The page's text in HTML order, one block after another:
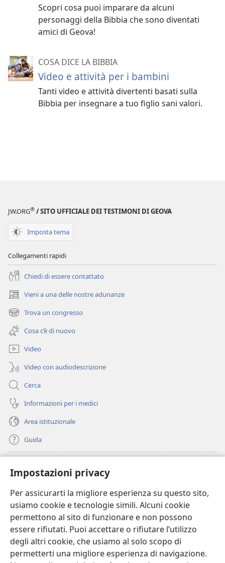
Impostazioni privacy
Per assicurarti la migliore esperienza su questo sito,
usiamo cookie e tecnologie simili. Alcuni cookie
permettono al sito di funzionare e non possono
essere rifiutati. Puoi accettare o rifiutare l’utilizzo
degli altri cookie, che usiamo al solo scopo di
permetterti una migliore esperienza di navigazione.
Scopri cosa puoi imparare da alcuni
personaggi della Bibbia che sono diventati
amici di Geova!
COSA DICE LA BIBBIA
Video e attività per i bambini
Tanti video e attività divertenti basati sulla
Bibbia per insegnare a tuo figlio sani valori.
JW.ORG® / SITO UFFICIALE DEI TESTIMONI DI GEOVA
Imposta tema
Collegamenti rapidi
Chiedi di essere contattato
Vieni a una delle nostre adunanze
(apre
una
nuova
finestra)
Trova un congresso
(apre
una
nuova
finestra)
Cosa c’è di nuovo
Video
Video con audiodescrizione
Cerca
Informazioni per i medici
Area istituzionale
Guida
(apre
una
nuova
finestra)
BIBLIOTECA ONLINE Watchtower
(apre
una
nuova
finestra)
JW Hub
(apre
una
nuova
finestra)
JW Library
Watchtower Library®